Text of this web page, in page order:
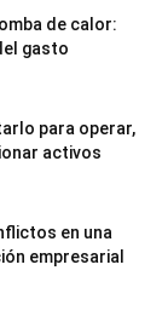
de calor:
gasto
para operar,
activos
en una
empresarial